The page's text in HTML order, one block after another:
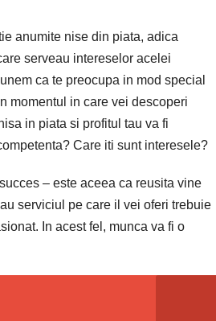
anumite nise din piata, adica
serveau intereselor acelei
ca te preocupa in mod special
momentul in care vei descoperi
in piata si profitul tau va fi
Care iti sunt interesele?
– este aceea ca reusita vine
serviciul pe care il vei oferi trebuie
In acest fel, munca va fi o